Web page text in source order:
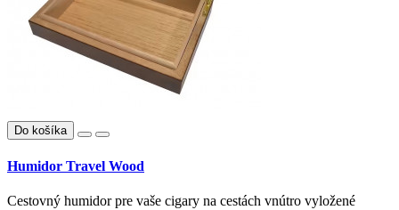
Do košíka
Humidor Travel Wood
Cestovný humidor pre vaše cigary na cestách vnútro vyložené